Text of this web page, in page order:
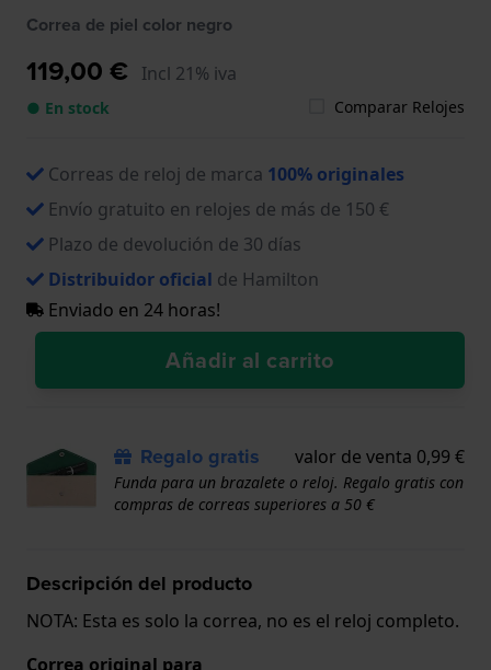
Correa de piel color negro
119,00 € Incl 21% iva
● En stock Comparar Relojes
Correas de reloj de marca 100% originales
Envío gratuito en relojes de más de 150 €
Plazo de devolución de 30 días
Distribuidor oficial de Hamilton
Enviado en 24 horas!
Añadir al carrito
Regalo gratis valor de venta 0,99 €
Funda para un brazalete o reloj. Regalo gratis con
compras de correas superiores a 50 €
Descripción del producto
NOTA: Esta es solo la correa, no es el reloj completo.
Correa original para